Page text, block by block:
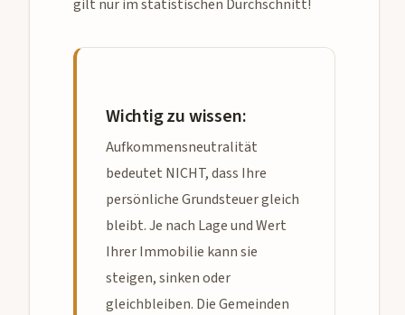
gilt nur im statistischen Durchschnitt!
Wichtig zu wissen:
Aufkommensneutralität
bedeutet NICHT, dass Ihre
persönliche Grundsteuer gleich
bleibt. Je nach Lage und Wert
Ihrer Immobilie kann sie
steigen, sinken oder
gleichbleiben. Die Gemeinden